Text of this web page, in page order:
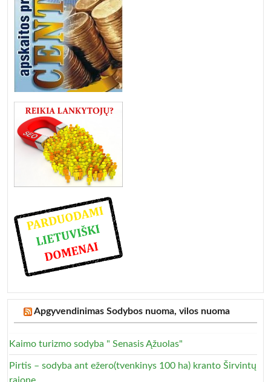
Apgyvendinimas Sodybos nuoma, vilos nuoma
Kaimo turizmo sodyba " Senasis Ąžuolas"
Pirtis – sodyba ant ežero(tvenkinys 100 ha) kranto Širvintų